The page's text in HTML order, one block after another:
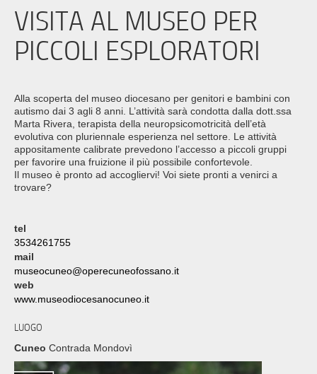
EVENTI
CONTATTI
PRESS
VISITA AL MUSEO PER
PICCOLI ESPLORATORI
Alla scoperta del museo diocesano per genitori e bambini con
autismo dai 3 agli 8 anni. L’attività sarà condotta dalla dott.ssa
Marta Rivera, terapista della neuropsicomotricità dell’età
evolutiva con pluriennale esperienza nel settore. Le attività
appositamente calibrate prevedono l’accesso a piccoli gruppi
per favorire una fruizione il più possibile confortevole.
Il museo è pronto ad accogliervi! Voi siete pronti a venirci a
trovare?
tel
3534261755
mail
museocuneo@operecuneofossano.it
web
www.museodiocesanocuneo.it
LUOGO
Cuneo Contrada Mondovì